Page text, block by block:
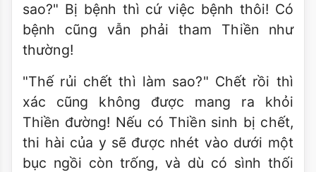
sao?" Bị bệnh thì cứ việc bệnh thôi! Có
bệnh cũng vẫn phải tham Thiền như
thường!
"Thế rủi chết thì làm sao?" Chết rồi thì
xác cũng không được mang ra khỏi
Thiền đường! Nếu có Thiền sinh bị chết,
thi hài của y sẽ được nhét vào dưới một
bục ngồi còn trống, và dù có sình thối